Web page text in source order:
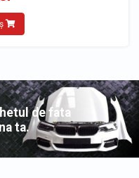
de fata
ta.